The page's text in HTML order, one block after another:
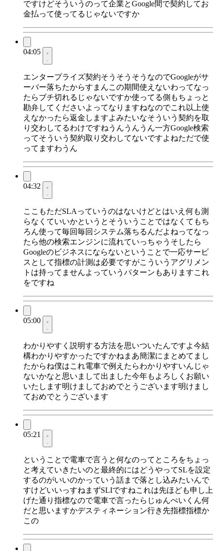
ですけどそういうのって企業とGoogle間で契約してお
金払って使ってるじゃないですか
04:05
エンタープライズ契約そうそうそうなのでGoogleがサ
ーバー落ちたからすまんこの期間使えないわってなっ
たらブチ切れるじゃないですか使ってる側もちょっと
勘弁してくださいよってなりますねなのでこれ以上使
えなかったら返金しますよみたいなそういう契約を取
り交わしてるわけですねうんうんうん一方Google検索
ってそういう契約取り交わしてないですよねただで使
ってますわうん
04:32
ここもただSLAっていうのはないけどとはいえ何も測
らなくていいかというとそういうことではなくてもち
ろん使って毎回毎回システム落ちるんだよねってなっ
たら他の検索エンジンに流れていっちゃうそしたら
Googleのビジネスにならないということで一応サービ
スとして指標の計測は必要ですがこういうアグリメン
トは持ってませんよっていうパターンもありますこれ
をですね
05:00
わかりやすく説明する方法を思いついたんですよ今結
構わかりやすかったですかねまあ簡潔にまとめてまし
たからね僕はこれ電車で例えたらわかりやすいんじゃ
ないかなと思いまして出ました今年もよろしくお願い
いたします明けましておめでとうございます明けまし
ておめでとうございます
05:21
ということで電車で言うと何なのってところをちょっ
と考えていきたいのと最終的にはどうやってSLを設定
するのがいいのかっていう話まで落とし込みたいんで
すけどいいっすねまずSLIですねこれは先ほども申し上
げた通り指標なので電車で言ったらじゅんぺいくん何
だと思いますかデスティネーション行き先指標指標か
この